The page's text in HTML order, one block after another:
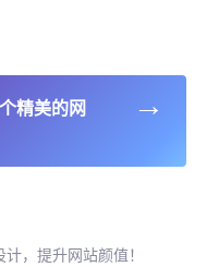
精美的网
→
，提升网站颜值！